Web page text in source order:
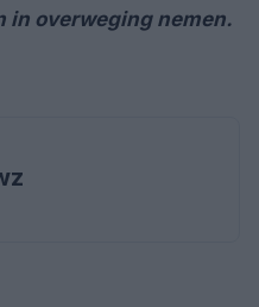
in overweging nemen.